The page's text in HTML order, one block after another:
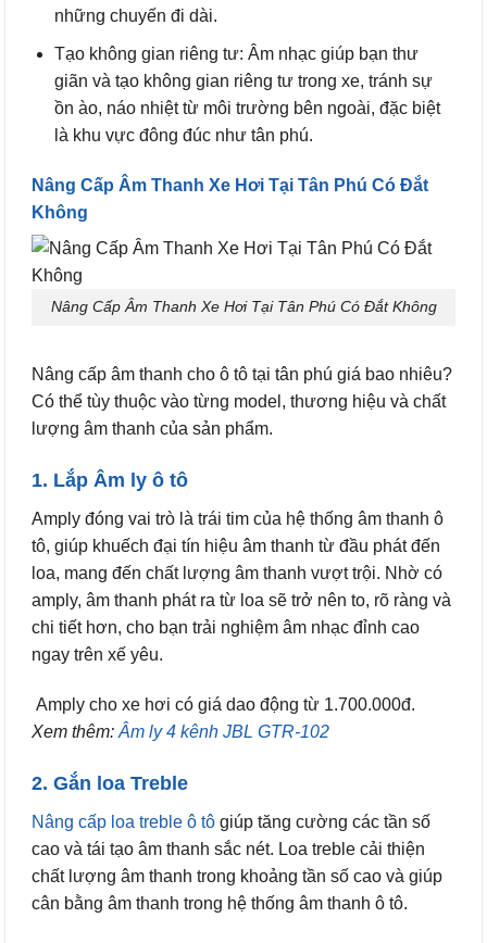
những chuyến đi dài.
Tạo không gian riêng tư: Âm nhạc giúp bạn thư
giãn và tạo không gian riêng tư trong xe, tránh sự
ồn ào, náo nhiệt từ môi trường bên ngoài, đặc biệt
là khu vực đông đúc như tân phú.
Nâng Cấp Âm Thanh Xe Hơi Tại Tân Phú Có Đắt
Không
Nâng Cấp Âm Thanh Xe Hơi Tại Tân Phú Có Đắt Không
Nâng cấp âm thanh cho ô tô tại tân phú giá bao nhiêu?
Có thể tùy thuộc vào từng model, thương hiệu và chất
lượng âm thanh của sản phẩm.
1. Lắp Âm ly ô tô
Amply đóng vai trò là trái tim của hệ thống âm thanh ô
tô, giúp khuếch đại tín hiệu âm thanh từ đầu phát đến
loa, mang đến chất lượng âm thanh vượt trội. Nhờ có
amply, âm thanh phát ra từ loa sẽ trở nên to, rõ ràng và
chi tiết hơn, cho bạn trải nghiệm âm nhạc đỉnh cao
ngay trên xế yêu.
Amply cho xe hơi có giá dao động từ 1.700.000đ.
Xem thêm: Âm ly 4 kênh JBL GTR-102
2. Gắn loa Treble
Nâng cấp loa treble ô tô giúp tăng cường các tần số
cao và tái tạo âm thanh sắc nét. Loa treble cải thiện
chất lượng âm thanh trong khoảng tần số cao và giúp
cân bằng âm thanh trong hệ thống âm thanh ô tô.